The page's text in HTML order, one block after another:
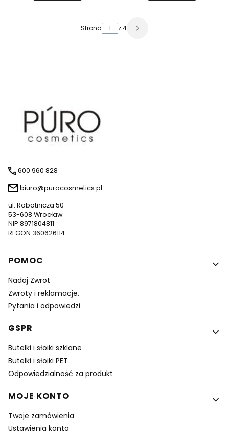
Strona z 4
600 960 828
biuro@purocosmetics.pl
ul. Robotnicza 50
53-608 Wrocław
NIP 8971804811
REGON 360626114
Linki w stopce
POMOC
Nadaj Zwrot
Zwroty i reklamacje.
Pytania i odpowiedzi
GSPR
Butelki i słoiki szklane
Butelki i słoiki PET
Odpowiedzialność za produkt
MOJE KONTO
Twoje zamówienia
Ustawienia konta